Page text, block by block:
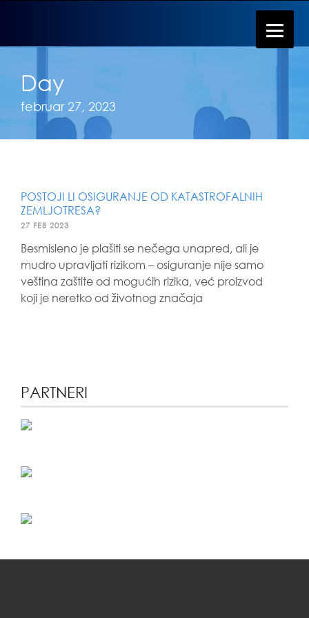
Day
februar 27, 2023
POSTOJI LI OSIGURANJE OD KATASTROFALNIH
ZEMLJOTRESA?
27 FEB 2023
Besmisleno je plašiti se nečega unapred, ali je
mudro upravljati rizikom – osiguranje nije samo
veština zaštite od mogućih rizika, već proizvod
koji je neretko od životnog značaja
PARTNERI